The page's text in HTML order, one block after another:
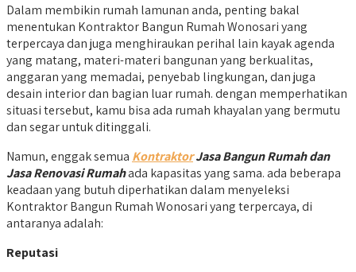
Dalam membikin rumah lamunan anda, penting bakal
menentukan Kontraktor Bangun Rumah Wonosari yang
terpercaya dan juga menghiraukan perihal lain kayak agenda
yang matang, materi-materi bangunan yang berkualitas,
anggaran yang memadai, penyebab lingkungan, dan juga
desain interior dan bagian luar rumah. dengan memperhatikan
situasi tersebut, kamu bisa ada rumah khayalan yang bermutu
dan segar untuk ditinggali.
Namun, enggak semua KontraktorJasa Bangun Rumah dan
Jasa Renovasi Rumahada kapasitas yang sama. ada beberapa
keadaan yang butuh diperhatikan dalam menyeleksi
Kontraktor Bangun Rumah Wonosari yang terpercaya, di
antaranya adalah:
Reputasi